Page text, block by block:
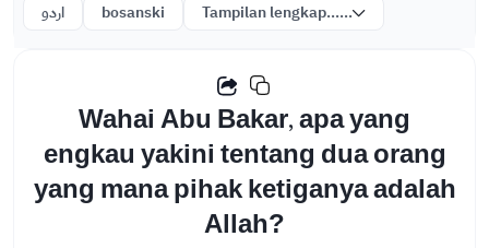
اردو
bosanski Tampilan lengkap......
Wahai Abu Bakar, apa yang
engkau yakini tentang dua orang
yang mana pihak ketiganya adalah
Allah?